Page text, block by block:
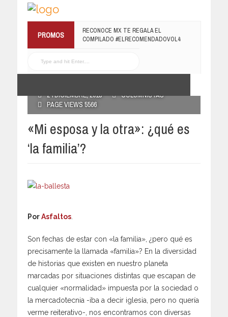
PROMOS
¡TE INVITAMOS A LA PREMIERE DE
LUCHANDO CON MI FAMILIA!
24 DICIEMBRE, 2018
COLUMNISTAS
PAGE VIEWS 5566
«Mi esposa y la otra»: ¿qué es
‘la familia’?
PorAsfaltos
Son fechas de estar con «la familia», ¿pero qué es
precisamente la llamada «familia»? En la diversidad
de historias que existen en nuestro planeta
marcadas por situaciones distintas que escapan de
cualquier «normalidad» impuesta por la sociedad o
la mercadotecnia -iba a decir iglesia, pero no quería
verme reiterativo-, nos encontramos con diversas